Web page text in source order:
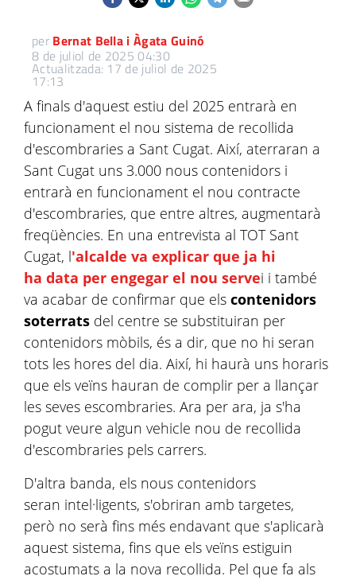
per Bernat Bella i Àgata Guinó
8 de juliol de 2025 04:30
Actualitzada: 17 de juliol de 2025
17:13
A finals d'aquest estiu del 2025 entrarà en
funcionament el nou sistema de recollida
d'escombraries a Sant Cugat. Així, aterraran a
Sant Cugat uns 3.000 nous contenidors i
entrarà en funcionament el nou contracte
d'escombraries, que entre altres, augmentarà
freqüències. En una entrevista al TOT Sant
Cugat, l'alcalde va explicar que ja hi
ha data per engegar el nou servei i també
va acabar de confirmar que els contenidors
soterrats del centre se substituiran per
contenidors mòbils, és a dir, que no hi seran
tots les hores del dia. Així, hi haurà uns horaris
que els veïns hauran de complir per a llançar
les seves escombraries. Ara per ara, ja s'ha
pogut veure algun vehicle nou de recollida
d'escombraries pels carrers.
D'altra banda, els nous contenidors
seran intel·ligents, s'obriran amb targetes,
però no serà fins més endavant que s'aplicarà
aquest sistema, fins que els veïns estiguin
acostumats a la nova recollida. Pel que fa als